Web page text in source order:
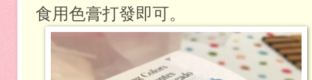
食用色膏打發即可。